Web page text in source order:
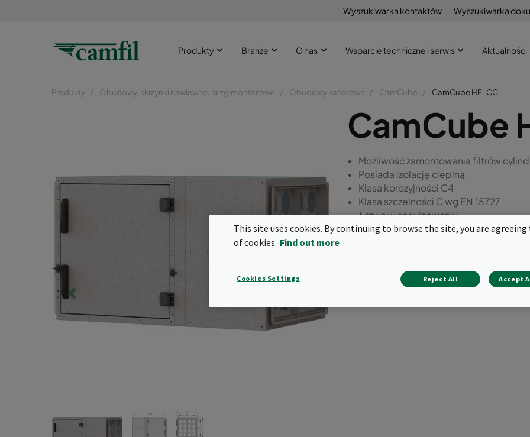
Wyszukiwarka kontaktów Wyszukiwarka
Produkty Branże O nas Wsparcie techniczne i serwis Aktualności
Produkty Obudowy, skrzynki nawiewne, ramy montażowe Obudowy kanałowe CamCube CamCube HF-CC
CamCube
Możliwość zamontowania filtrów
Posiada izolację cieplną
Klasa korozyjności C4
Klasa szczelności C wg EN 15727
Łatwa w serwisowaniu
Możliwy montaż dwóch stopni filtracji
This site uses cookies. By continuing to browse the site, you are agreeing
of cookies. Find out more
Cookies Settings Reject All Accept